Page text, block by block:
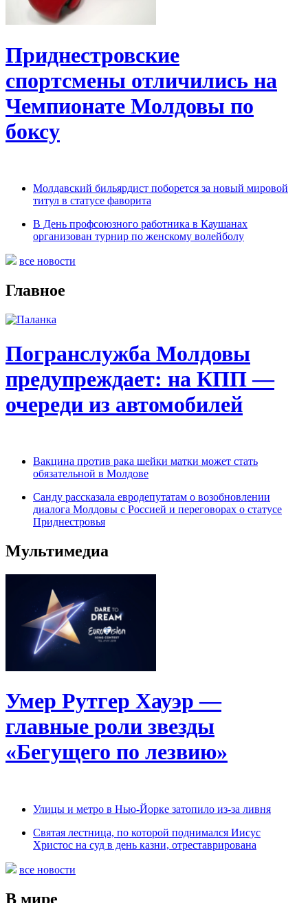
Приднестровские
спортсмены отличились на
Чемпионате Молдовы по
боксу
Молдавский бильярдист поборется за новый мировой
титул в статусе фаворита
В День профсоюзного работника в Каушанах
организован турнир по женскому волейболу
все новости
Главное
Погранслужба Молдовы
предупреждает: на КПП —
очереди из автомобилей
Вакцина против рака шейки матки может стать
обязательной в Молдове
Санду рассказала евродепутатам о возобновлении
диалога Молдовы с Россией и переговорах о статусе
Приднестровья
Мультимедиа
Умер Рутгер Хауэр —
главные роли звезды
«Бегущего по лезвию»
Улицы и метро в Нью-Йорке затопило из-за ливня
Святая лестница, по которой поднимался Иисус
Христос на суд в день казни, отреставрирована
все новости
В мире